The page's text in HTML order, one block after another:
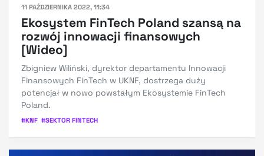
11 PAŹDZIERNIKA 2022, 11:34
Ekosystem FinTech Poland szansą na
rozwój innowacji finansowych
[Wideo]
Zbigniew Wiliński, dyrektor departamentu Innowacji
Finansowych FinTech w UKNF, dostrzega duży
potencjał w nowo powstałym Ekosystemie FinTech
Poland.
#KNF #SEKTOR FINTECH